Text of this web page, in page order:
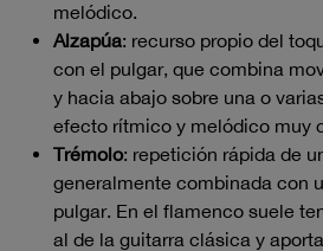
melódico.
Alzapúa: recurso propio del
con el pulgar, que combina
y hacia abajo sobre una o
efecto rítmico y melódico muy
Trémolo: repetición rápida de
generalmente combinada con
pulgar. En el flamenco suele
al de la guitarra clásica y